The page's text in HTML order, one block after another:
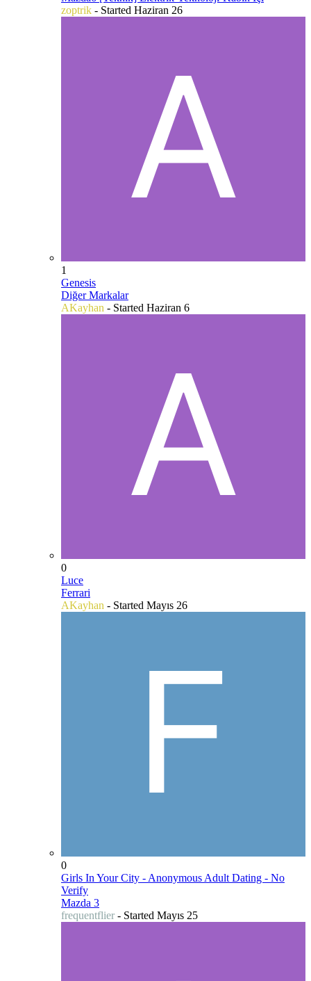
zoptrik - Started Haziran 26
1
Genesis
Diğer Markalar
AKayhan - Started Haziran 6
0
Luce
Ferrari
AKayhan - Started Mayıs 26
0
Girls In Your City - Anonymous Adult Dating - No
Verify
Mazda 3
frequentflier - Started Mayıs 25